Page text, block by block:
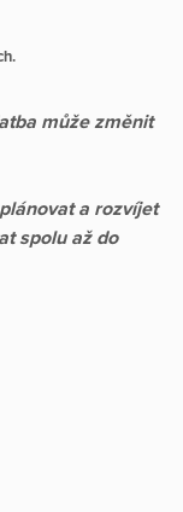
může změnit
a rozvíjet
spolu až do